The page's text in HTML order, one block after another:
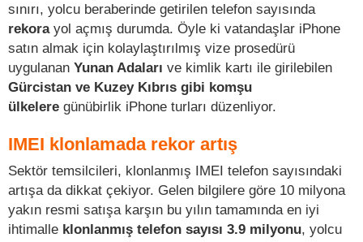
sınırı, yolcu beraberinde getirilen telefon sayısında
rekora yol açmış durumda. Öyle ki vatandaşlar iPhone
satın almak için kolaylaştırılmış vize prosedürü
uygulanan Yunan Adaları ve kimlik kartı ile girilebilen
Gürcistan ve Kuzey Kıbrıs gibi komşu
ülkelere günübirlik iPhone turları düzenliyor.
IMEI klonlamada rekor artış
Sektör temsilcileri, klonlanmış IMEI telefon sayısındaki
artışa da dikkat çekiyor. Gelen bilgilere göre 10 milyona
yakın resmi satışa karşın bu yılın tamamında en iyi
ihtimalle klonlanmış telefon sayısı 3.9 milyonu, yolcu